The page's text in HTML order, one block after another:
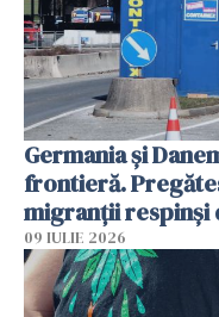
Germania și
frontieră.
migranții respinși
09 IULIE 2026